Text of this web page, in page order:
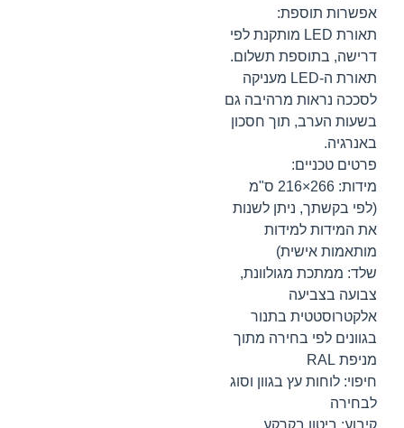
אפשרות תוספת:
תאורת LED מותקנת לפי
דרישה, בתוספת תשלום.
תאורת ה-LED מעניקה
לסככה נראות מרהיבה גם
בשעות הערב, תוך חסכון
באנרגיה.
פרטים טכניים:
מידות: 266×216 ס"מ
(לפי בקשתך, ניתן לשנות
את המידות למידות
מותאמות אישית)
שלד: ממתכת מגולוונת,
צבועה בצביעה
אלקטרוסטטית בתנור
בגוונים לפי בחירה מתוך
מניפת RAL
חיפוי: לוחות עץ בגוון וסוג
לבחירה
קיבוע: ביטון בקרקע